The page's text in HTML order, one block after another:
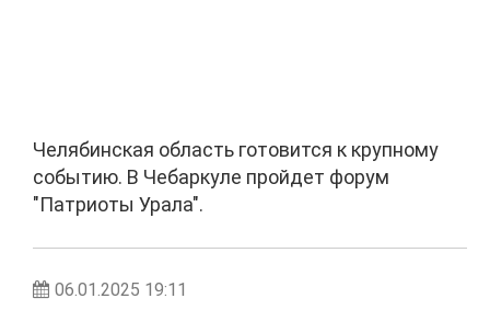
Челябинская область готовится к крупному
событию. В Чебаркуле пройдет форум
"Патриоты Урала".
06.01.2025 19:11